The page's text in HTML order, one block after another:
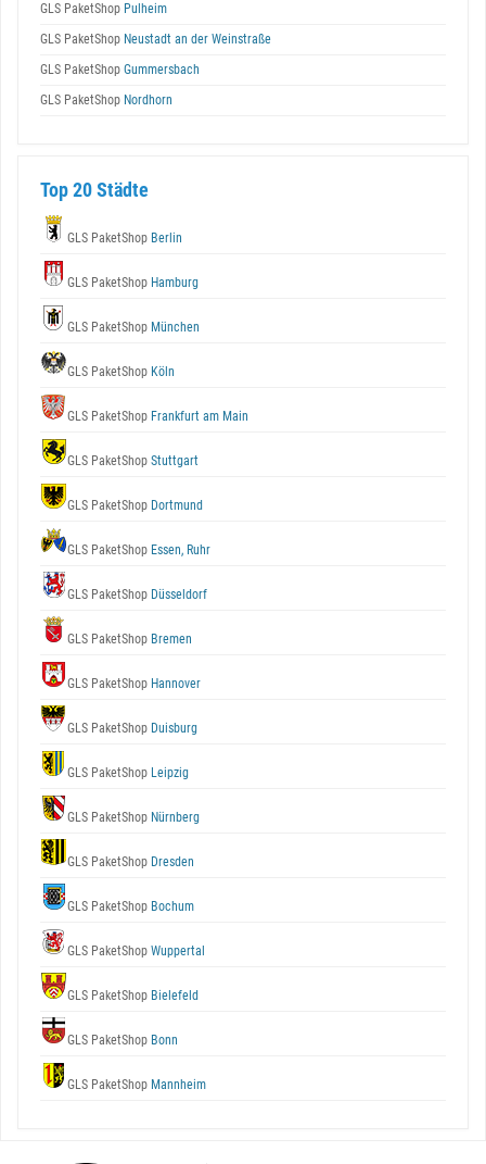
GLS PaketShop Pulheim
GLS PaketShop Neustadt an der Weinstraße
GLS PaketShop Gummersbach
GLS PaketShop Nordhorn
Top 20 Städte
GLS PaketShop Berlin
GLS PaketShop Hamburg
GLS PaketShop München
GLS PaketShop Köln
GLS PaketShop Frankfurt am Main
GLS PaketShop Stuttgart
GLS PaketShop Dortmund
GLS PaketShop Essen, Ruhr
GLS PaketShop Düsseldorf
GLS PaketShop Bremen
GLS PaketShop Hannover
GLS PaketShop Duisburg
GLS PaketShop Leipzig
GLS PaketShop Nürnberg
GLS PaketShop Dresden
GLS PaketShop Bochum
GLS PaketShop Wuppertal
GLS PaketShop Bielefeld
GLS PaketShop Bonn
GLS PaketShop Mannheim